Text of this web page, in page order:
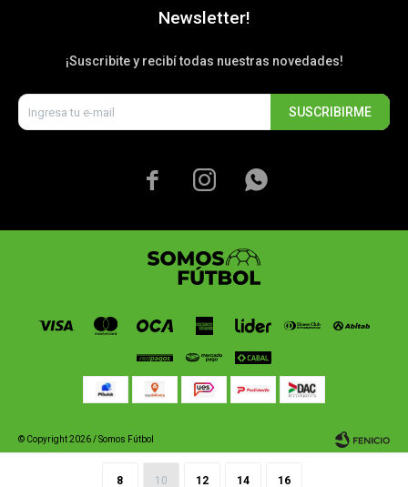
8 10 12 14 16
Newsletter!
¡Suscribite y recibí todas nuestras novedades!
SUSCRIBIRME
  
© Copyright 2026 / Somos Fútbol